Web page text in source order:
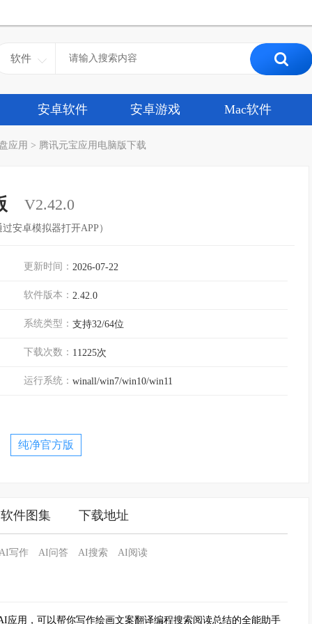
软件
安卓软件 安卓游戏 Mac软件
应用 > 腾讯元宝应用电脑版下载
V2.42.0
安卓模拟器打开APP）
更新时间： 2026-07-22
软件版本： 2.42.0
系统类型： 支持32/64位
下载次数： 11225次
运行系统： winall/win7/win10/win11
纯净官方版
软件图集 下载地址
写作 AI问答 AI搜索 AI阅读
应用，可以帮你写作绘画文案翻译编程搜索阅读总结的全能助手